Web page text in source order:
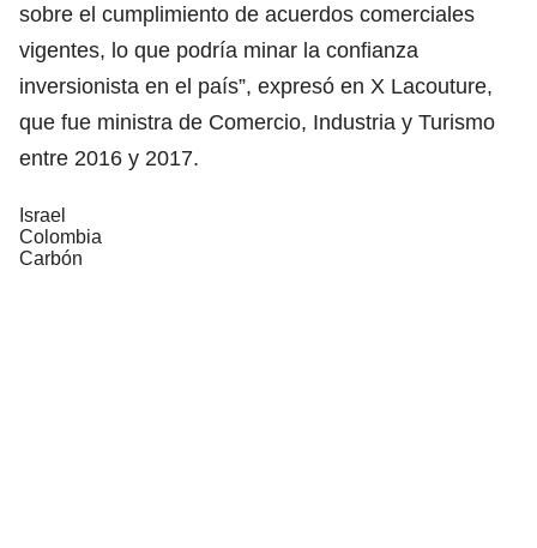
sobre el cumplimiento de acuerdos comerciales
vigentes, lo que podría minar la confianza
inversionista en el país”, expresó en X Lacouture,
que fue ministra de Comercio, Industria y Turismo
entre 2016 y 2017.
Israel
Colombia
Carbón